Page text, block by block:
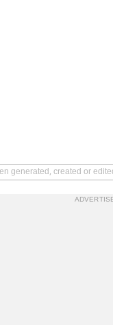
generated, created or